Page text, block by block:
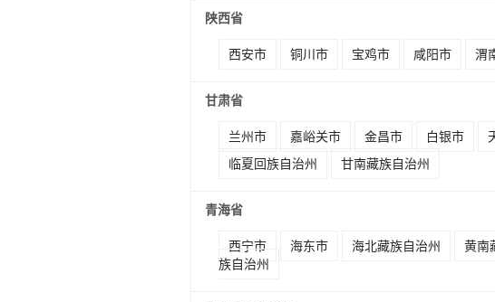
陕西省
西安市 铜川市 宝鸡市 咸阳市 渭
甘肃省
兰州市 嘉峪关市 金昌市 白银市
临夏回族自治州
甘南藏族自治州
青海省
西宁市 海东市 海北藏族自治州 黄南
族自治州